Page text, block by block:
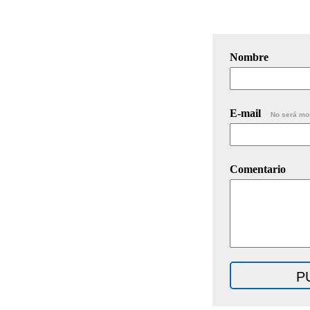
Nombre
E-mail No será
Comentario